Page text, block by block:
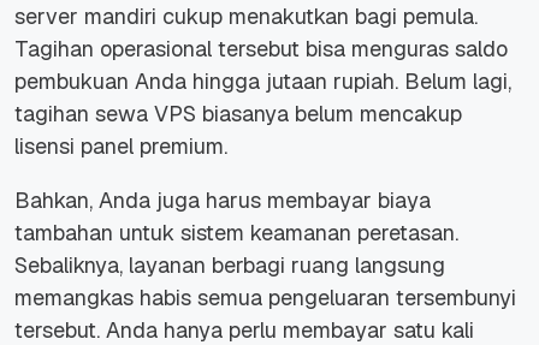
server mandiri cukup menakutkan bagi pemula.
Tagihan operasional tersebut bisa menguras saldo
pembukuan Anda hingga jutaan rupiah. Belum lagi,
tagihan sewa VPS biasanya belum mencakup
lisensi panel premium.
Bahkan, Anda juga harus membayar biaya
tambahan untuk sistem keamanan peretasan.
Sebaliknya, layanan berbagi ruang langsung
memangkas habis semua pengeluaran tersembunyi
tersebut. Anda hanya perlu membayar satu kali